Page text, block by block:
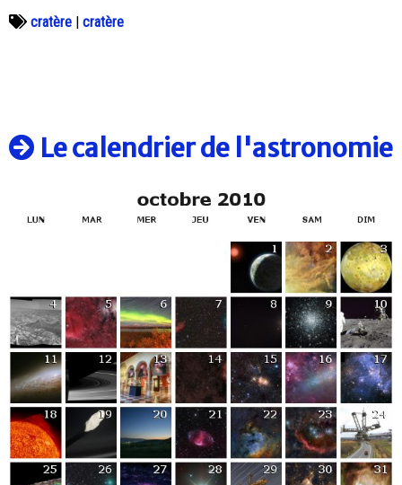
cratère | cratère
Le calendrier de l'astronomie